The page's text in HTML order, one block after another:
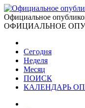
Официальное
ОФИЦИАЛЬНОЕ
Сегодня
Неделя
Месяц
ПОИСК
КАЛЕНДАРЬ